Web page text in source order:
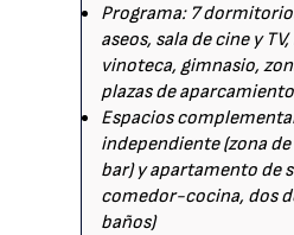
Programa: 7
aseos, sala de cine y
vinoteca, gimnasio,
plazas de aparcamiento
Espacios
independiente (zona
bar) y apartamento de
comedor-cocina, dos
baños)